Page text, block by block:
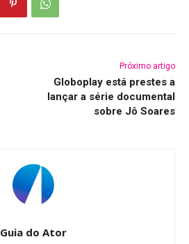
Próximo artigo
Globoplay está prestes a
lançar a série documental
sobre Jô Soares
Guia do Ator